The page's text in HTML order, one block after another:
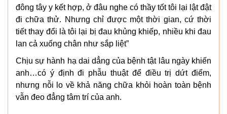
đông tây y kết hợp, ở đâu nghe có thầy tốt tôi lại lật đật
đi chữa thử. Nhưng chỉ được một thời gian, cứ thời
tiết thay đổi là tôi lại bị đau khủng khiếp, nhiều khi đau
lan cả xuống chân như sắp liệt”
Chịu sự hành hạ dai dẳng của bệnh tật lâu ngày khiến
anh…có ý định đi phẫu thuật để điều trị dứt điểm,
nhưng nỗi lo về khả năng chữa khỏi hoàn toàn bệnh
vẫn đeo đẳng tâm trí của anh.